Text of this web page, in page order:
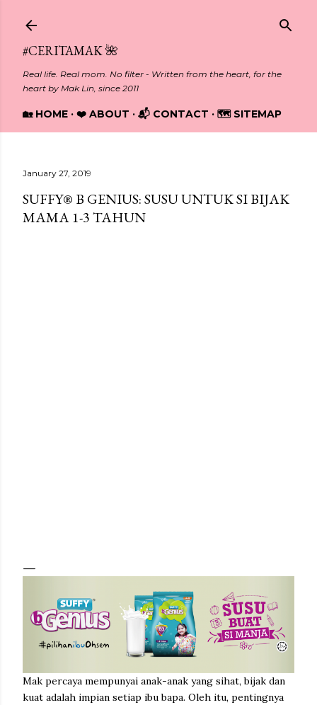
#CERITAMAK 🌺
Real life. Real mom. No filter - Written from the heart, for the
heart by Mak Lin, since 2011
🏡 HOME ❤️ ABOUT 📬 CONTACT 🗺️ SITEMAP
January 27, 2019
SUFFY® B GENIUS: SUSU UNTUK SI BIJAK
MAMA 1-3 TAHUN
Mak percaya mempunyai anak-anak yang sihat, bijak dan
kuat adalah impian setiap ibu bapa. Oleh itu, pentingnya